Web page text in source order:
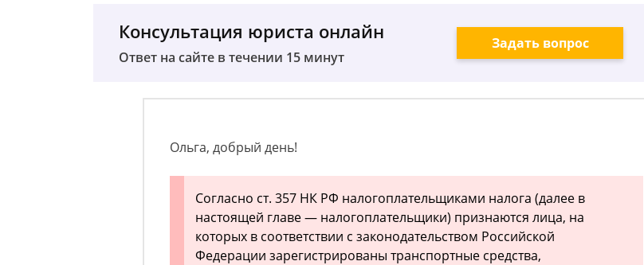
Консультация юриста онлайн
Ответ на сайте в течении 15 минут
Задать вопрос
Ольга, добрый день!
Согласно ст. 357 НК РФ налогоплательщиками налога (далее в
настоящей главе — налогоплательщики) признаются лица, на
которых в соответствии с законодательством Российской
Федерации зарегистрированы транспортные средства,